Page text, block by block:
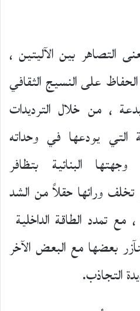
التصاهر بين الآليتين ،
على النسيج الثقافي
، من خلال الترديدات
التي يودعها في وحداته
البنائية بتظافر
تخلف ورائها حقلاً من الشد
تمدد الطاقة الداخلية
بعضها مع البعض الآخر
التجاذب.